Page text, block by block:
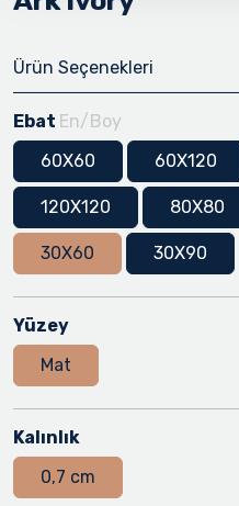
Ürün Seçenekleri
Ebat En/Boy
60X60
60X120
120X120 80X80
30X60 30X90
Yüzey
Mat
Kalınlık
0,7 cm